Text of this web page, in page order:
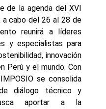
de la agenda del XVI
a cabo del 26 al 28 de
reunirá a líderes
y especialistas para
innovación
Perú y el mundo. Con
se consolida
diálogo técnico y
aportar a la